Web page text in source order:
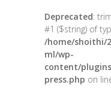
Deprecated:
#1 ($string) of
/home/shoithi/
ml/wp-
content/
press.php on